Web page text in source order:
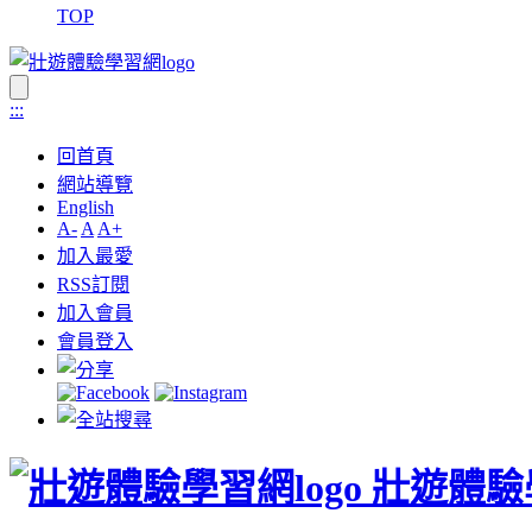
TOP
:::
回首頁
網站導覽
English
A- A A+
加入最愛
RSS訂閱
加入會員
會員登入
壯遊體